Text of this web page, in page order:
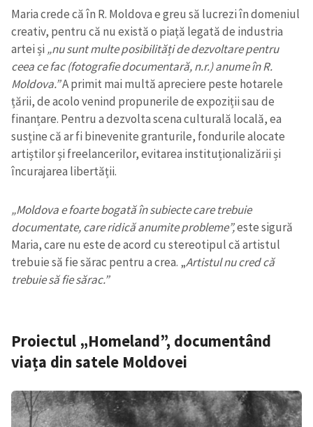
Maria crede că în R. Moldova e greu să lucrezi în domeniul
creativ, pentru că nu există o piață legată de industria
artei și„nu sunt multe posibilități de dezvoltare pentru
ceea ce fac (fotografie documentară, n.r.) anume în R.
Moldova.”A primit mai multă apreciere peste hotarele
țării, de acolo venind propunerile de expoziții sau de
finanțare. Pentru a dezvolta scena culturală locală, ea
susține că ar fi binevenite granturile, fondurile alocate
artiștilor și freelancerilor, evitarea instituționalizării și
încurajarea libertății.
„Moldova e foarte bogată în subiecte care trebuie
documentate, care ridică anumite probleme”,este sigură
Maria, care nu este de acord cu stereotipul că artistul
trebuie să fie sărac pentru a crea. „Artistul nu cred că
trebuie să fie sărac.”
Proiectul „Homeland”, documentând
viața din satele Moldovei